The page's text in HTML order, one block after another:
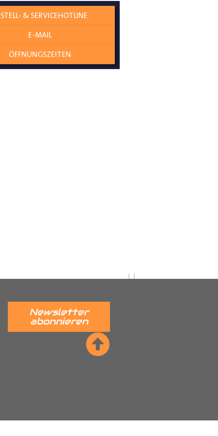
Verkleidungsteile werden
Türen zu Schützen
& SERVICEHOTLINE
E-MAIL
ÖFFNUNGSZEITEN
Newsletter
abonnieren